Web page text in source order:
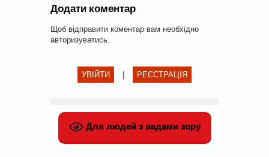
Додати коментар
Щоб відправити коментар вам необхідно
авторизуватись.
УВІЙТИ РЕЄСТРАЦІЯ
Для людей з вадами зору